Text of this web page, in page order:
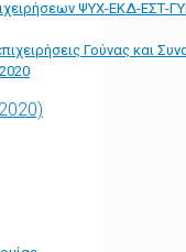
ΨΥΧ-ΕΚΔ-ΕΣΤ-
Γούνας και